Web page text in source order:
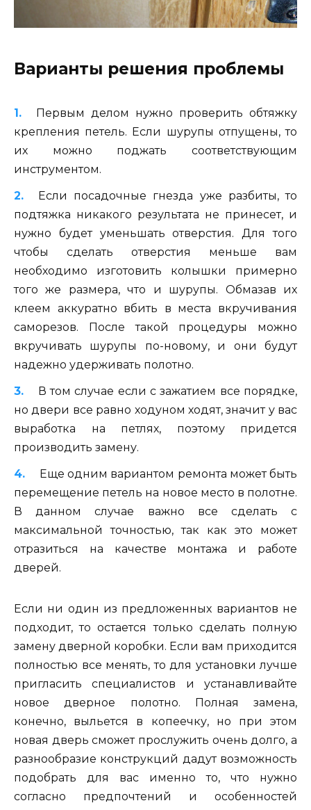
Варианты решения проблемы
Первым делом нужно проверить обтяжку
крепления петель. Если шурупы отпущены, то
их можно поджать соответствующим
инструментом.
Если посадочные гнезда уже разбиты, то
подтяжка никакого результата не принесет, и
нужно будет уменьшать отверстия. Для того
чтобы сделать отверстия меньше вам
необходимо изготовить колышки примерно
того же размера, что и шурупы. Обмазав их
клеем аккуратно вбить в места вкручивания
саморезов. После такой процедуры можно
вкручивать шурупы по-новому, и они будут
надежно удерживать полотно.
В том случае если с зажатием все порядке,
но двери все равно ходуном ходят, значит у вас
выработка на петлях, поэтому придется
производить замену.
Еще одним вариантом ремонта может быть
перемещение петель на новое место в полотне.
В данном случае важно все сделать с
максимальной точностью, так как это может
отразиться на качестве монтажа и работе
дверей.
Если ни один из предложенных вариантов не
подходит, то остается только сделать полную
замену дверной коробки. Если вам приходится
полностью все менять, то для установки лучше
пригласить специалистов и устанавливайте
новое дверное полотно. Полная замена,
конечно, выльется в копеечку, но при этом
новая дверь сможет прослужить очень долго, а
разнообразие конструкций дадут возможность
подобрать для вас именно то, что нужно
согласно предпочтений и особенностей